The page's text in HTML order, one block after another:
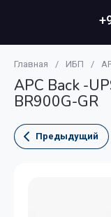
Главная / ИБП /
APC Back -
BR900G-GR
Предыдущий